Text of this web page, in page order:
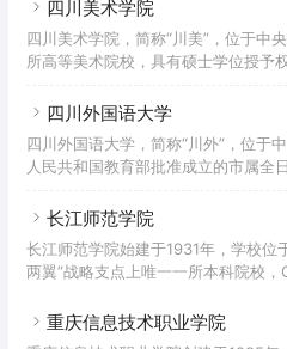
省万县初中师资训练班，先后更名为
范专科学校。1994年，万县师范专科
四川美术学院
四川美术学院，简称“川美”，位于中
所高等美术院校，具有硕士学位授予
流学科建设高校、全国深化创新创业
年，时为四川省立艺术专科学校；
学校，1953年与西南人民艺术学院合
四川外国语大学
四川外国语大学，简称“川外”，位于
人民共和国教育部批准成立的市属全
以外国语言文学学科为主，文学、经
体系，是中国西南地区外语和涉外人
济贸易、国际问题研究的重要基地之
长江师范学院
长江师范学院始建于1931年，学校位
两翼”战略支点上唯一一所本科院校，
村师范学校）和涪陵教育学院合并升
重庆信息技术职业学院